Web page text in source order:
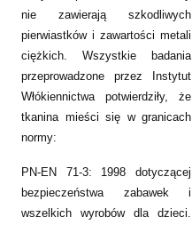
nie zawierają szkodliwych
pierwiastków i zawartości metali
ciężkich. Wszystkie badania
przeprowadzone przez Instytut
Włókiennictwa potwierdziły, że
tkanina mieści się w granicach
normy:
PN-EN 71-3: 1998 dotyczącej
bezpieczeństwa zabawek i
wszelkich wyrobów dla dzieci.